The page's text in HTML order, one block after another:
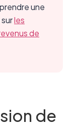
une
les
de
de